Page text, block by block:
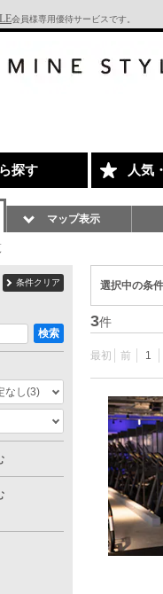
会員様専用優待サービスです。
探す 人気
マップ表示
選択中の条件
3件
最初 前 1
条件クリア
検索
なし(3)